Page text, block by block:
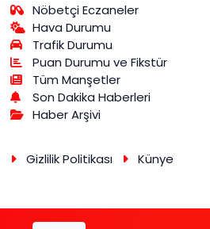
Nöbetçi Eczaneler
Hava Durumu
Trafik Durumu
Puan Durumu ve Fikstür
Tüm Manşetler
Son Dakika Haberleri
Haber Arşivi
Gizlilik Politikası Künye